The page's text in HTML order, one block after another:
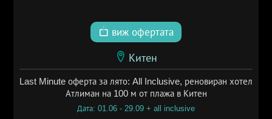
виж офертата
Китен
Last Minute оферта за лято: All Inclusive, реновиран хотел
Атлиман на 100 м от плажа в Китен
Дата: 01.06 - 29.09 + all inclusive